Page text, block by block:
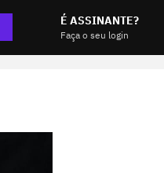
É ASSINANTE?
Faça o seu login